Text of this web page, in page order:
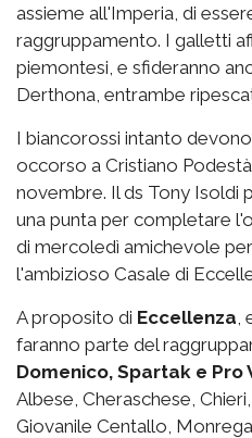
assieme all'Imperia, di
raggruppamento. I galletti
piemontesi, e sfideranno
Derthona, entrambe
I biancorossi intanto
occorso a Cristiano
novembre. Il ds Tony Isoldi
una punta per completare
di mercoledì amichevole
l'ambizioso Casale di
A proposito di Eccellenza
faranno parte del
Domenico, Spartak e Pro
Albese, Cheraschese,
Giovanile Centallo,